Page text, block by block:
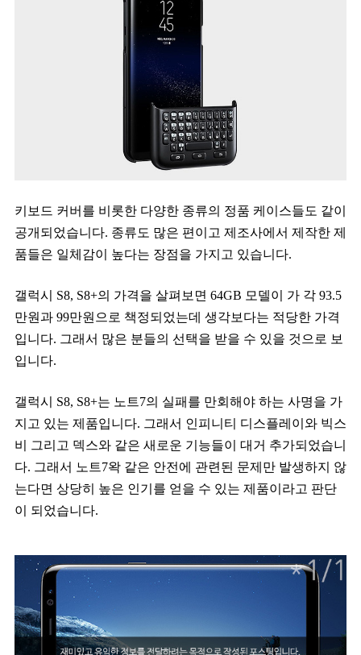
키보드 커버를 비롯한 다양한 종류의 정품 케이스들도 같이
공개되었습니다. 종류도 많은 편이고 제조사에서 제작한 제
품들은 일체감이 높다는 장점을 가지고 있습니다.
갤럭시 S8, S8+의 가격을 살펴보면 64GB 모델이 가 각 93.5
만원과 99만원으로 책정되었는데 생각보다는 적당한 가격
입니다. 그래서 많은 분들의 선택을 받을 수 있을 것으로 보
입니다.
갤럭시 S8, S8+는 노트7의 실패를 만회해야 하는 사명을 가
지고 있는 제품입니다. 그래서 인피니티 디스플레이와 빅스
비 그리고 덱스와 같은 새로운 기능들이 대거 추가되었습니
다. 그래서 노트7왁 같은 안전에 관련된 문제만 발생하지 않
는다면 상당히 높은 인기를 얻을 수 있는 제품이라고 판단
이 되었습니다.